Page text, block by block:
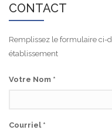
CONTACT
Remplissez le formulaire ci-
établissement
Votre Nom *
Courriel *